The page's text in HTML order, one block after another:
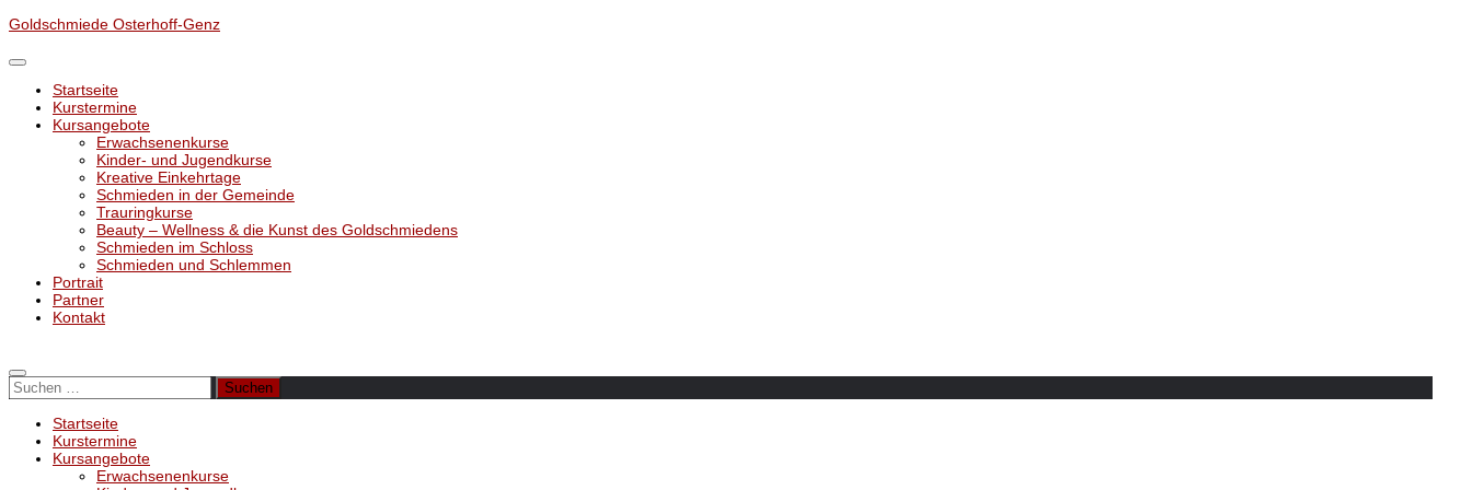
Unter
Inhalt
Goldschmiede Osterhoff-Genz
Startseite
Kurstermine
Kursangebote
Erwachsenenkurse
Kinder- und Jugendkurse
Kreative Einkehrtage
Schmieden in der Gemeinde
Trauringkurse
Beauty – Wellness & die Kunst des Goldschmiedens
Schmieden im Schloss
Schmieden und Schlemmen
Portrait
Partner
Kontakt
Suchen
nach:
Startseite
Kurstermine
Kursangebote
Erwachsenenkurse